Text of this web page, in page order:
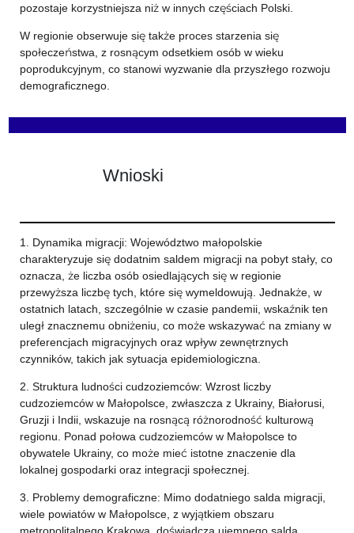
pozostaje korzystniejsza niż w innych częściach Polski.
W regionie obserwuje się także proces starzenia się
społeczeństwa, z rosnącym odsetkiem osób w wieku
poprodukcyjnym, co stanowi wyzwanie dla przyszłego rozwoju
demograficznego.
Wnioski
1. Dynamika migracji: Województwo małopolskie
charakteryzuje się dodatnim saldem migracji na pobyt stały, co
oznacza, że liczba osób osiedlających się w regionie
przewyższa liczbę tych, które się wymeldowują. Jednakże, w
ostatnich latach, szczególnie w czasie pandemii, wskaźnik ten
uległ znacznemu obniżeniu, co może wskazywać na zmiany w
preferencjach migracyjnych oraz wpływ zewnętrznych
czynników, takich jak sytuacja epidemiologiczna.
2. Struktura ludności cudzoziemców: Wzrost liczby
cudzoziemców w Małopolsce, zwłaszcza z Ukrainy, Białorusi,
Gruzji i Indii, wskazuje na rosnącą różnorodność kulturową
regionu. Ponad połowa cudzoziemców w Małopolsce to
obywatele Ukrainy, co może mieć istotne znaczenie dla
lokalnej gospodarki oraz integracji społecznej.
3. Problemy demograficzne: Mimo dodatniego salda migracji,
wiele powiatów w Małopolsce, z wyjątkiem obszaru